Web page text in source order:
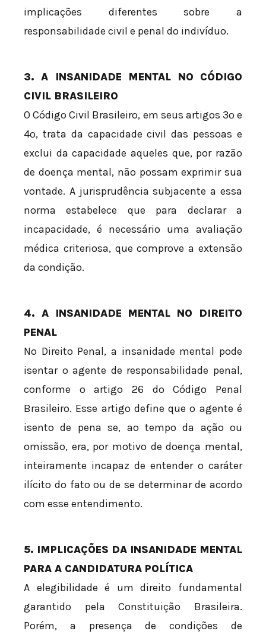
implicações diferentes sobre a
responsabilidade civil e penal do indivíduo.
3. A INSANIDADE MENTAL NO CÓDIGO
CIVIL BRASILEIRO
O Código Civil Brasileiro, em seus artigos 3º e
4º, trata da capacidade civil das pessoas e
exclui da capacidade aqueles que, por razão
de doença mental, não possam exprimir sua
vontade. A jurisprudência subjacente a essa
norma estabelece que para declarar a
incapacidade, é necessário uma avaliação
médica criteriosa, que comprove a extensão
da condição.
4. A INSANIDADE MENTAL NO DIREITO
PENAL
No Direito Penal, a insanidade mental pode
isentar o agente de responsabilidade penal,
conforme o artigo 26 do Código Penal
Brasileiro. Esse artigo define que o agente é
isento de pena se, ao tempo da ação ou
omissão, era, por motivo de doença mental,
inteiramente incapaz de entender o caráter
ilícito do fato ou de se determinar de acordo
com esse entendimento.
5. IMPLICAÇÕES DA INSANIDADE MENTAL
PARA A CANDIDATURA POLÍTICA
A elegibilidade é um direito fundamental
garantido pela Constituição Brasileira.
Porém, a presença de condições de